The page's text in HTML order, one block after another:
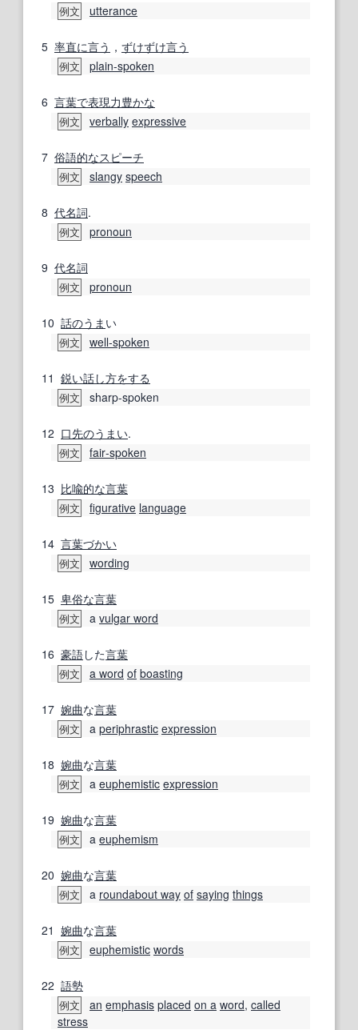
例文 utterance
5 率直に言う ， ずけずけ言う
例文 plain‐spoken
6 言葉で表現力豊かな
例文 verbally expressive
7 俗語的なスピーチ
例文 slangy speech
8 代名詞.
例文 pronoun
9 代名詞
例文 pronoun
10 話のうま い
例文 well‐spoken
11 鋭い話し方をする
例文 sharp-spoken
12 口先のうまい.
例文 fair‐spoken
13 比喩的な言葉
例文 figurative language
14 言葉づかい
例文 wording
15 卑俗な言葉
例文 a vulgar word
16 豪語した言葉
例文 a word of boasting
17 婉曲な言葉
例文 a periphrastic expression
18 婉曲な言葉
例文 a euphemistic expression
19 婉曲な言葉
例文 a euphemism
20 婉曲な言葉
例文 a roundabout way of saying things
21 婉曲な言葉
例文 euphemistic words
22 語勢
例文 an emphasis placed on a word, called
stress